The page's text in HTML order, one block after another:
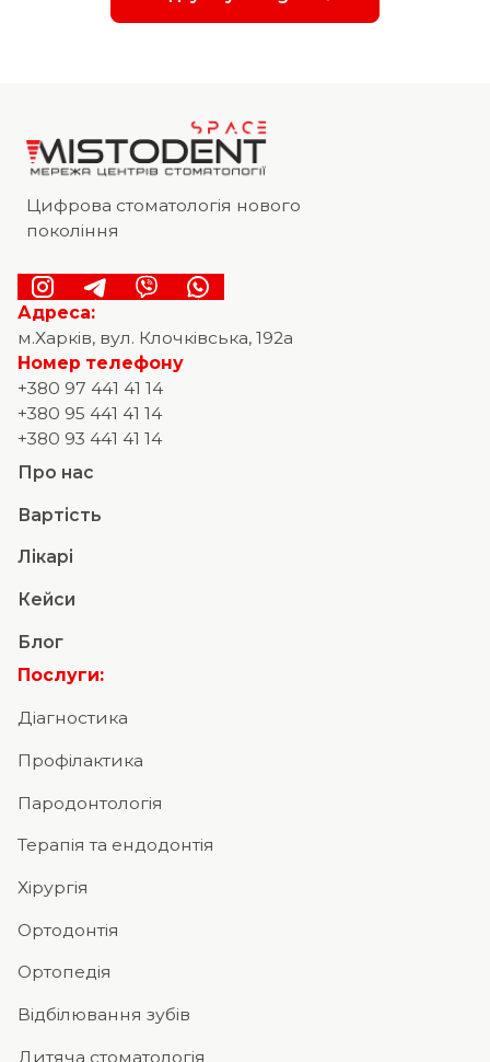
Цифрова стоматологія нового
покоління
Адреса:
м.Харків, вул. Клочківська, 192а
Номер телефону
+380 97 441 41 14
+380 95 441 41 14
+380 93 441 41 14
Про нас
Вартість
Лікарі
Кейси
Блог
Послуги:
Діагностика
Профілактика
Пародонтологія
Терапія та ендодонтія
Хірургія
Ортодонтія
Ортопедія
Відбілювання зубів
Дитяча стоматологія